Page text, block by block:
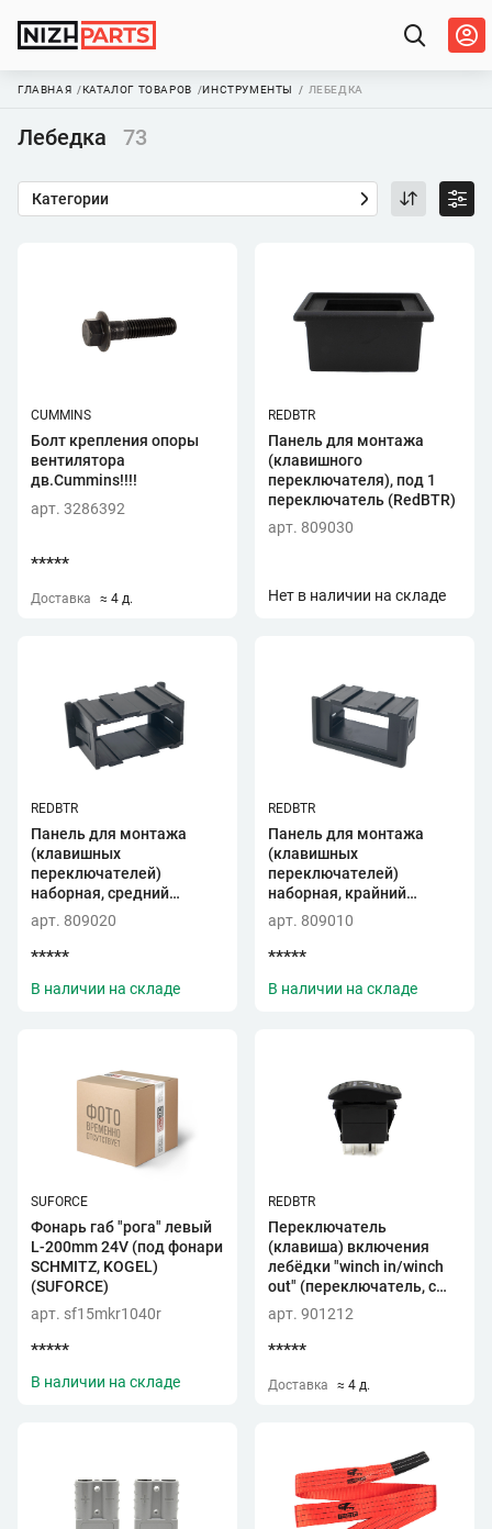
ГЛАВНАЯ КАТАЛОГ ТОВАРОВ ИНСТРУМЕНТЫ ЛЕБЕДКА
Лебедка 73
Категории
CUMMINS
Болт крепления опоры
вентилятора
дв.Cummins!!!!
арт. 3286392
*****
Доставка ≈ 4 д.
REDBTR
Панель для монтажа
(клавишного
переключателя), под 1
переключатель (RedBTR)
арт. 809030
Нет в наличии на складе
REDBTR
Панель для монтажа
(клавишных
переключателей)
наборная, средний
элемент (RedBTR)
арт. 809020
*****
В наличии на складе
REDBTR
Панель для монтажа
(клавишных
переключателей)
наборная, крайний
элемент (RedBTR)
арт. 809010
*****
В наличии на складе
SUFORCE
Фонарь габ "рога" левый
L-200mm 24V (под фонари
SCHMITZ, KOGEL)
(SUFORCE)
арт. sf15mkr1040r
*****
В наличии на складе
REDBTR
Переключатель
(клавиша) включения
лебёдки "winch in/winch
out" (переключатель, с
красной подсветкой)
арт. 901212
*****
Доставка ≈ 4 д.